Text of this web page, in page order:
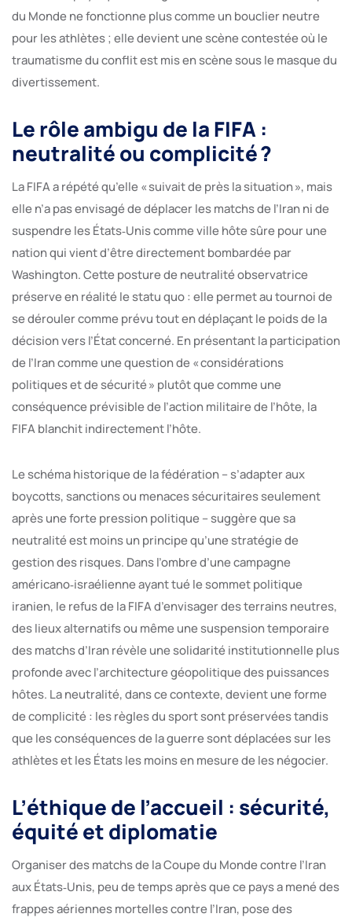
du Monde ne fonctionne plus comme un bouclier neutre
pour les athlètes ; elle devient une scène contestée où le
traumatisme du conflit est mis en scène sous le masque du
divertissement.
Le rôle ambigu de la FIFA :
neutralité ou complicité ?
La FIFA a répété qu’elle « suivait de près la situation », mais
elle n’a pas envisagé de déplacer les matchs de l’Iran ni de
suspendre les États‑Unis comme ville hôte sûre pour une
nation qui vient d’être directement bombardée par
Washington. Cette posture de neutralité observatrice
préserve en réalité le statu quo : elle permet au tournoi de
se dérouler comme prévu tout en déplaçant le poids de la
décision vers l’État concerné. En présentant la participation
de l’Iran comme une question de « considérations
politiques et de sécurité » plutôt que comme une
conséquence prévisible de l’action militaire de l’hôte, la
FIFA blanchit indirectement l’hôte.
Le schéma historique de la fédération – s’adapter aux
boycotts, sanctions ou menaces sécuritaires seulement
après une forte pression politique – suggère que sa
neutralité est moins un principe qu’une stratégie de
gestion des risques. Dans l’ombre d’une campagne
américano‑israélienne ayant tué le sommet politique
iranien, le refus de la FIFA d’envisager des terrains neutres,
des lieux alternatifs ou même une suspension temporaire
des matchs d’Iran révèle une solidarité institutionnelle plus
profonde avec l’architecture géopolitique des puissances
hôtes. La neutralité, dans ce contexte, devient une forme
de complicité : les règles du sport sont préservées tandis
que les conséquences de la guerre sont déplacées sur les
athlètes et les États les moins en mesure de les négocier.
L’éthique de l’accueil : sécurité,
équité et diplomatie
Organiser des matchs de la Coupe du Monde contre l’Iran
aux États‑Unis, peu de temps après que ce pays a mené des
frappes aériennes mortelles contre l’Iran, pose des